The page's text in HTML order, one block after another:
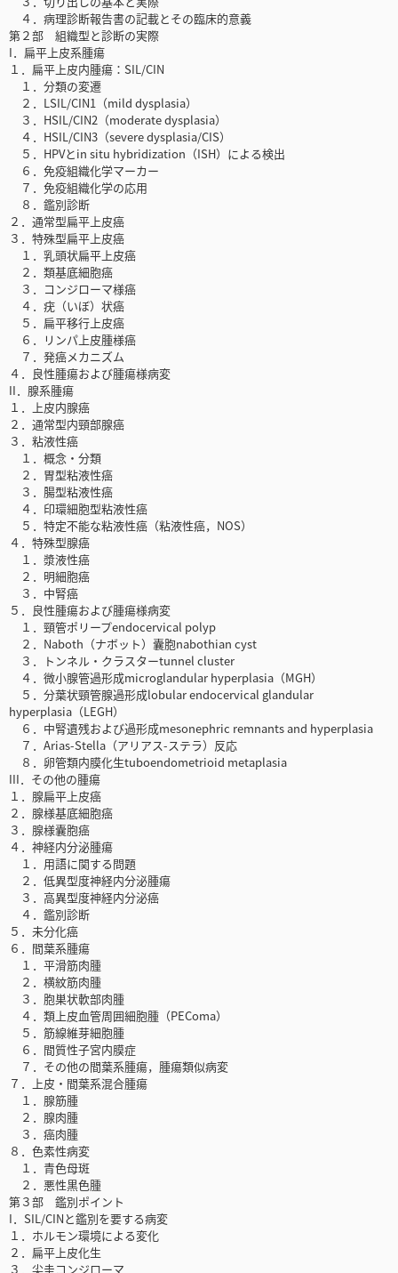
４．病理診断報告書の記載とその臨床的意義
第２部 組織型と診断の実際
I．扁平上皮系腫瘍
１．扁平上皮内腫瘍：SIL/CIN
１．分類の変遷
２．LSIL/CIN1（mild dysplasia）
３．HSIL/CIN2（moderate dysplasia）
４．HSIL/CIN3（severe dysplasia/CIS）
５．HPVとin situ hybridization（ISH）による検出
６．免疫組織化学マーカー
７．免疫組織化学の応用
８．鑑別診断
２．通常型扁平上皮癌
３．特殊型扁平上皮癌
１．乳頭状扁平上皮癌
２．類基底細胞癌
３．コンジローマ様癌
４．疣（いぼ）状癌
５．扁平移行上皮癌
６．リンパ上皮腫様癌
７．発癌メカニズム
４．良性腫瘍および腫瘍様病変
II．腺系腫瘍
１．上皮内腺癌
２．通常型内頸部腺癌
３．粘液性癌
１．概念・分類
２．胃型粘液性癌
３．腸型粘液性癌
４．印環細胞型粘液性癌
５．特定不能な粘液性癌（粘液性癌，NOS）
４．特殊型腺癌
１．漿液性癌
２．明細胞癌
３．中腎癌
５．良性腫瘍および腫瘍様病変
１．頸管ポリープendocervical polyp
２．Naboth（ナボット）囊胞nabothian cyst
３．トンネル・クラスターtunnel cluster
４．微小腺管過形成microglandular hyperplasia（MGH）
５．分葉状頸管腺過形成lobular endocervical glandular
hyperplasia（LEGH）
６．中腎遺残および過形成mesonephric remnants and hyperplasia
７．Arias-Stella（アリアス-ステラ）反応
８．卵管類内膜化生tuboendometrioid metaplasia
III．その他の腫瘍
１．腺扁平上皮癌
２．腺様基底細胞癌
３．腺様囊胞癌
４．神経内分泌腫瘍
１．用語に関する問題
２．低異型度神経内分泌腫瘍
３．高異型度神経内分泌癌
４．鑑別診断
５．未分化癌
６．間葉系腫瘍
１．平滑筋肉腫
２．横紋筋肉腫
３．胞巣状軟部肉腫
４．類上皮血管周囲細胞腫（PEComa）
５．筋線維芽細胞腫
６．間質性子宮内膜症
７．その他の間葉系腫瘍，腫瘍類似病変
７．上皮・間葉系混合腫瘍
１．腺筋腫
２．腺肉腫
３．癌肉腫
８．色素性病変
１．青色母斑
２．悪性黒色腫
第３部 鑑別ポイント
I．SIL/CINと鑑別を要する病変
１．ホルモン環境による変化
２．扁平上皮化生
３．尖圭コンジローマ